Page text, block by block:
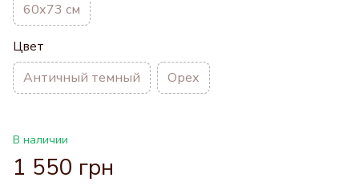
60х73 см
Цвет
Античный темный Орех
В наличии
1 550 грн